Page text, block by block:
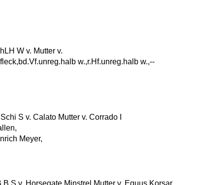
W v. Mutter v.
w.,r.Hf.unreg.halb w.,--
S v. Calato Mutter v. Corrado I
Meyer,
S v. Horsegate Minstrel Mutter v. Equus Korsar